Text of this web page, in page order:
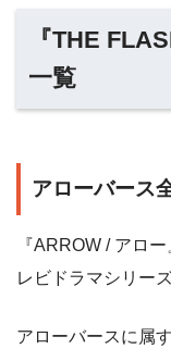
『THE
一覧
アローバース
『ARROW / アロ
レビドラマシリーズ
アローバースに属